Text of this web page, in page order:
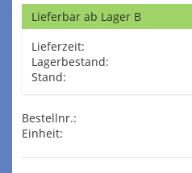
Lieferbar ab Lager B
Lieferzeit:
Lagerbestand:
Stand:
Bestellnr.:
Einheit: